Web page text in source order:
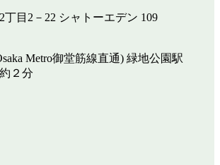
丁目2－22 シャトーエデン 109
Metro御堂筋線直通) 緑地公園駅
２分